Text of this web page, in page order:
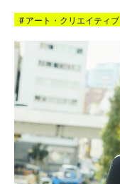
#アート・クリエイティブ